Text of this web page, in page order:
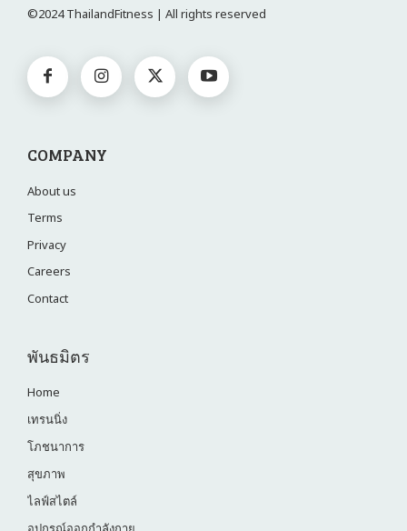
©2024 ThailandFitness | All rights reserved
COMPANY
About us
Terms
Privacy
Careers
Contact
พันธมิตร
Home
เทรนนิ่ง
โภชนาการ
สุขภาพ
ไลฟ์สไตล์